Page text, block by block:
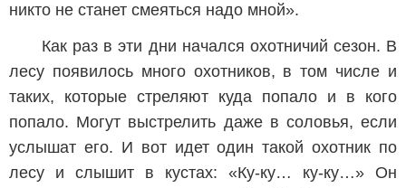
никто не станет смеяться надо мной».
Как раз в эти дни начался охотничий сезон. В
лесу появилось много охотников, в том числе и
таких, которые стреляют куда попало и в кого
попало. Могут выстрелить даже в соловья, если
услышат его. И вот идет один такой охотник по
лесу и слышит в кустах: «Ку-ку… ку-ку…» Он